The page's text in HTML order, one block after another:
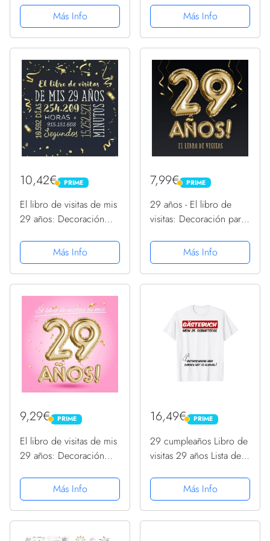
Regalo de cumpleaños -
29 + 1 - Libro de visitas
de Madera - Decoración
Regalos...
Más Info
cumpleaños –
Decoración y regalos
originales para hombres
para...
Más Info
10,42€ PRIME
PRIME
El libro de visitas de mis
29 años: Decoración
de 29 cumpleaños –
Regalo para hombre y
mujer - 29 años - Libro
Más Info
7,99€ PRIME
PRIME
29 años - El libro de
visitas: Decoración para
Regalos para hombre y
mujer - 29 años -
Edición Globos Oro
Más Info
9,29€ PRIME
PRIME
El libro de visitas de mis
29 años: Decoración
cumpleaños – Regalos
originales para mujer -
29 años - Edición
Más Info
16,49€ PRIME
PRIME
29 cumpleaños Libro de
visitas 29 años Lista de
CamisetaMás Info